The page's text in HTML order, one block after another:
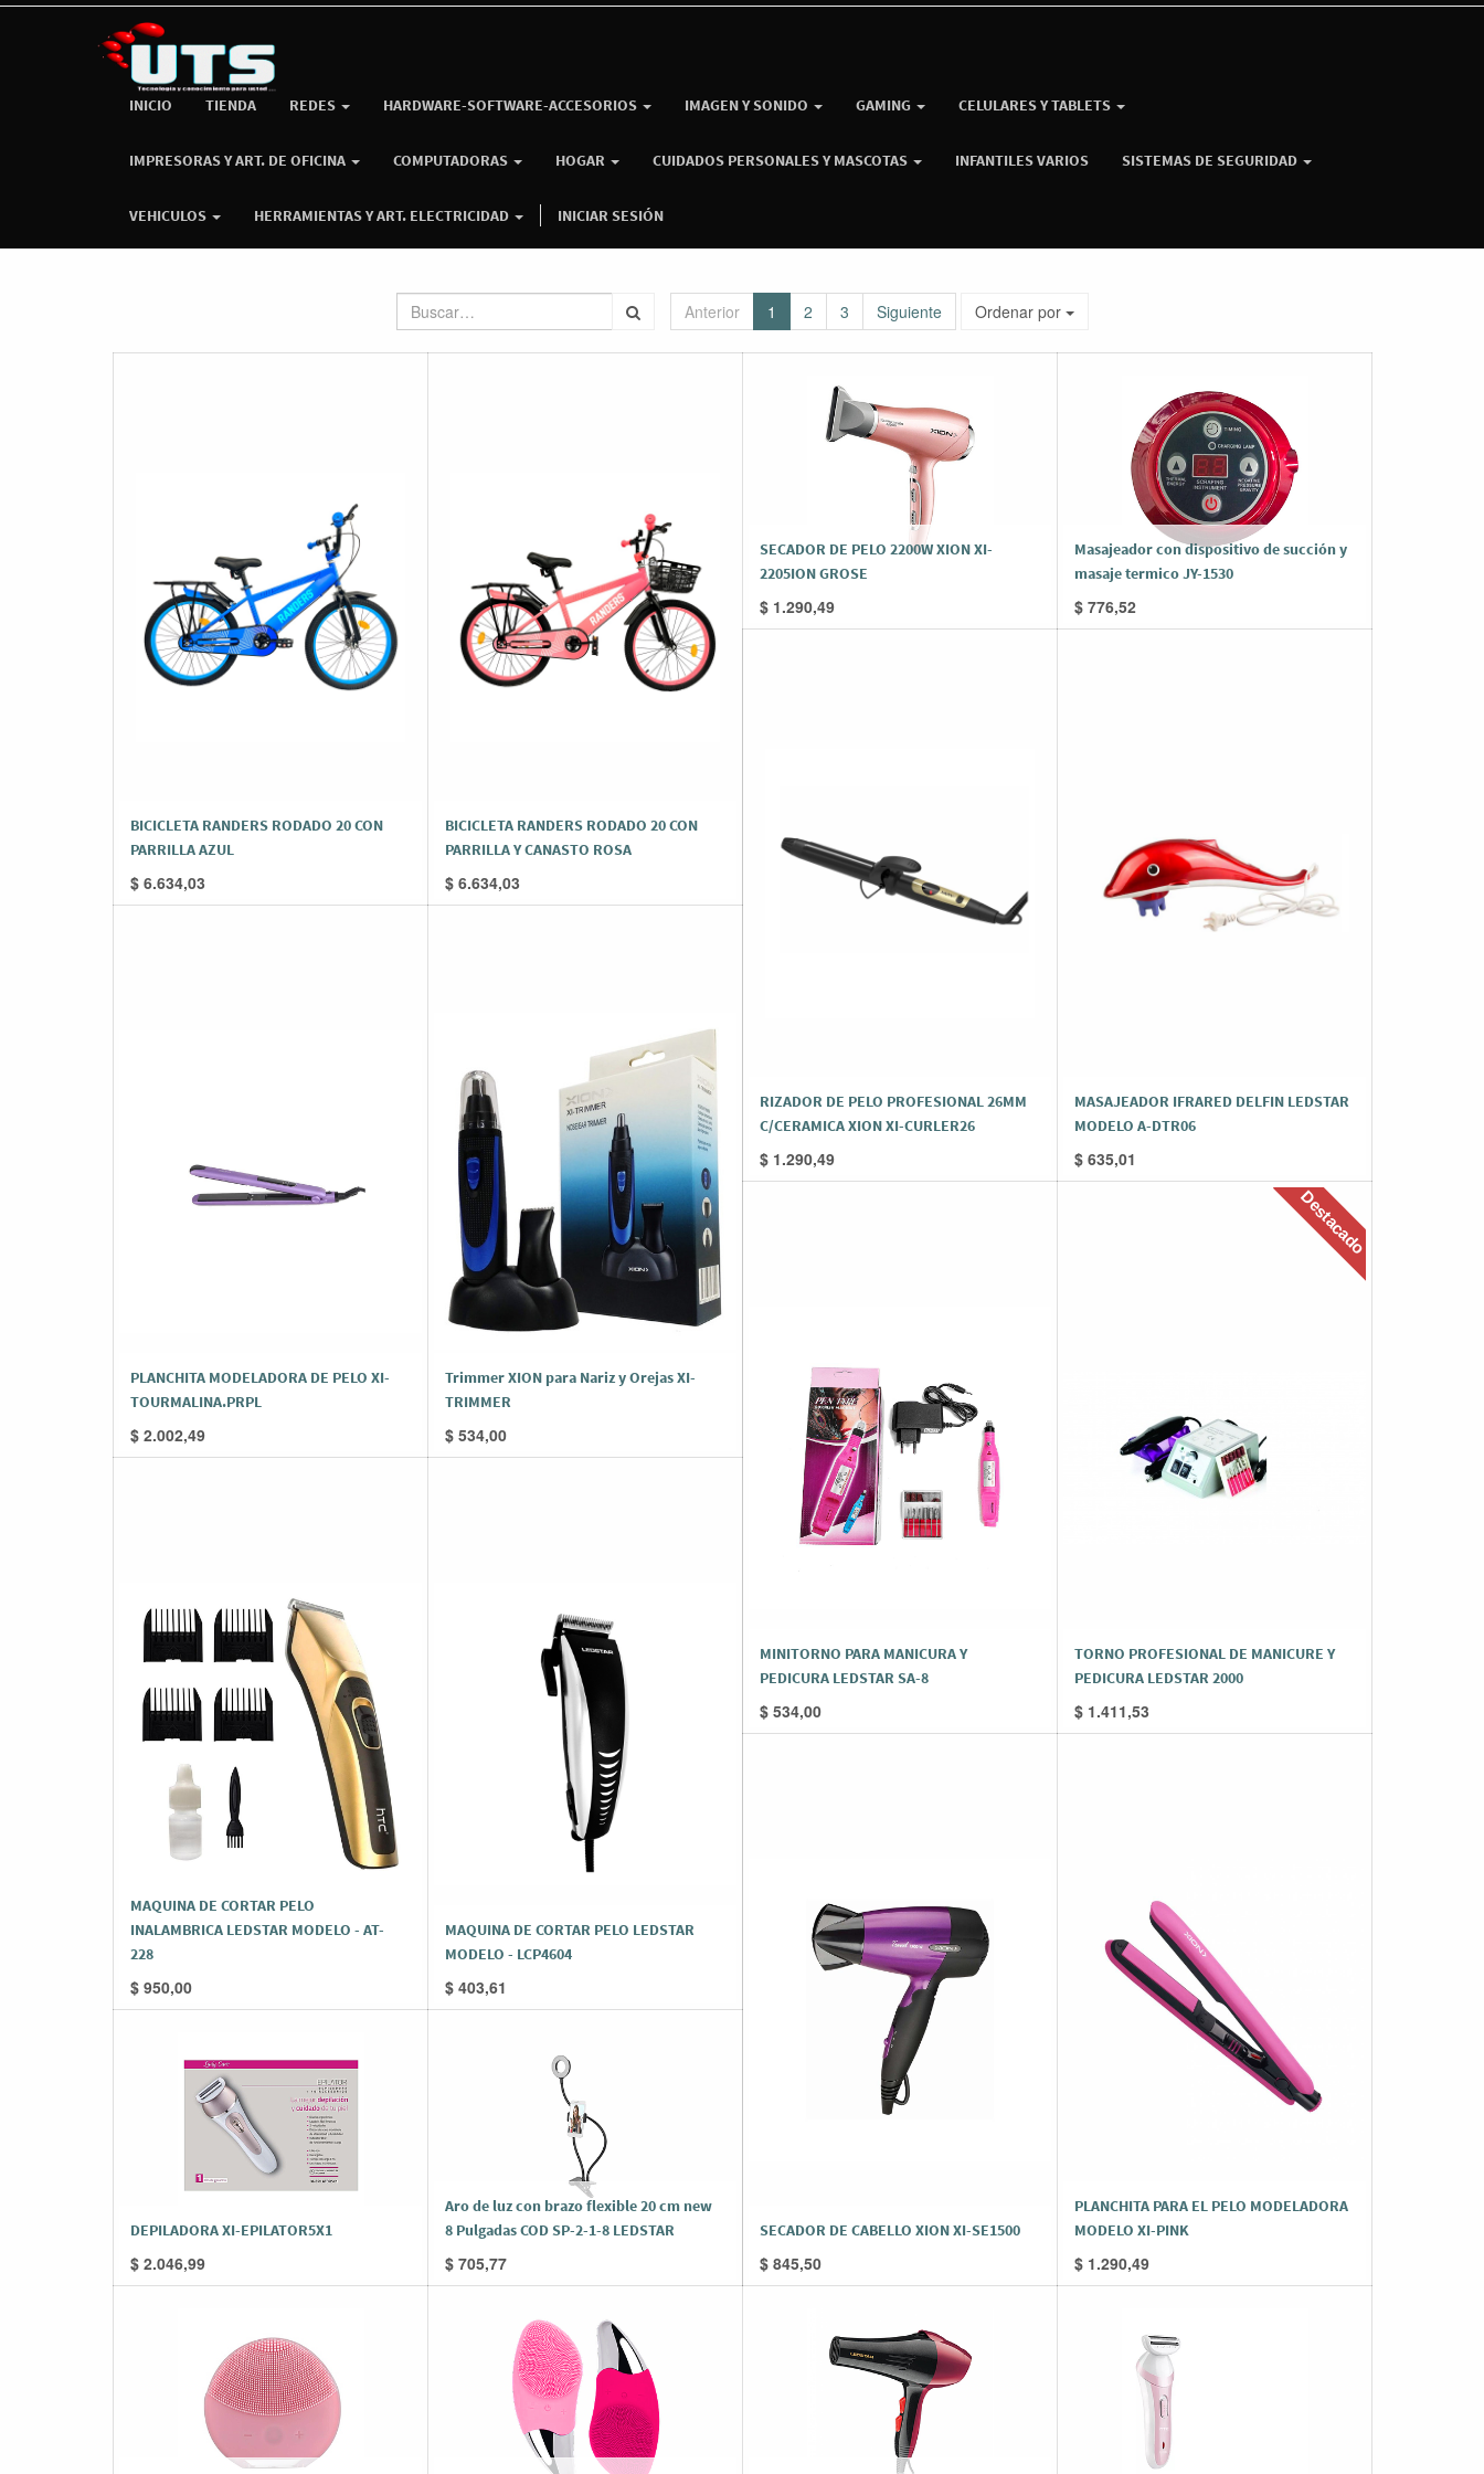
INICIO TIENDA REDES HARDWARE-SOFTWARE-ACCESORIOS IMAGEN Y SONIDO GAMING CELULARES Y TABLETS
IMPRESORAS Y ART. DE OFICINA COMPUTADORAS HOGAR CUIDADOS PERSONALES Y MASCOTAS INFANTILES VARIOS SISTEMAS DE SEGURIDAD
VEHICULOS HERRAMIENTAS Y ART. ELECTRICIDAD INICIAR SESIÓN
Anterior 1 2 3 Siguiente Ordenar por
BICICLETA RANDERS RODADO 20 CON
PARRILLA AZUL
$ 6.634,03
BICICLETA RANDERS RODADO 20 CON
PARRILLA Y CANASTO ROSA
$ 6.634,03
SECADOR DE PELO 2200W XION XI-
2205ION GROSE
$ 1.290,49
Masajeador con dispositivo de succión y
masaje termico JY-1530
$ 776,52
RIZADOR DE PELO PROFESIONAL 26MM
C/CERAMICA XION XI-CURLER26
$ 1.290,49
MASAJEADOR IFRARED DELFIN LEDSTAR
MODELO A-DTR06
$ 635,01
PLANCHITA MODELADORA DE PELO XI-
TOURMALINA.PRPL
$ 2.002,49
Trimmer XION para Nariz y Orejas XI-
TRIMMER
$ 534,00
MINITORNO PARA MANICURA Y
PEDICURA LEDSTAR SA-8
$ 534,00
Destacado
TORNO PROFESIONAL DE MANICURE Y
PEDICURA LEDSTAR 2000
$ 1.411,53
MAQUINA DE CORTAR PELO
INALAMBRICA LEDSTAR MODELO - AT-
228
$ 950,00
MAQUINA DE CORTAR PELO LEDSTAR
MODELO - LCP4604
$ 403,61
SECADOR DE CABELLO XION XI-SE1500
$ 845,50
PLANCHITA PARA EL PELO MODELADORA
MODELO XI-PINK
$ 1.290,49
DEPILADORA XI-EPILATOR5X1
$ 2.046,99
Aro de luz con brazo flexible 20 cm new
8 Pulgadas COD SP-2-1-8 LEDSTAR
$ 705,77